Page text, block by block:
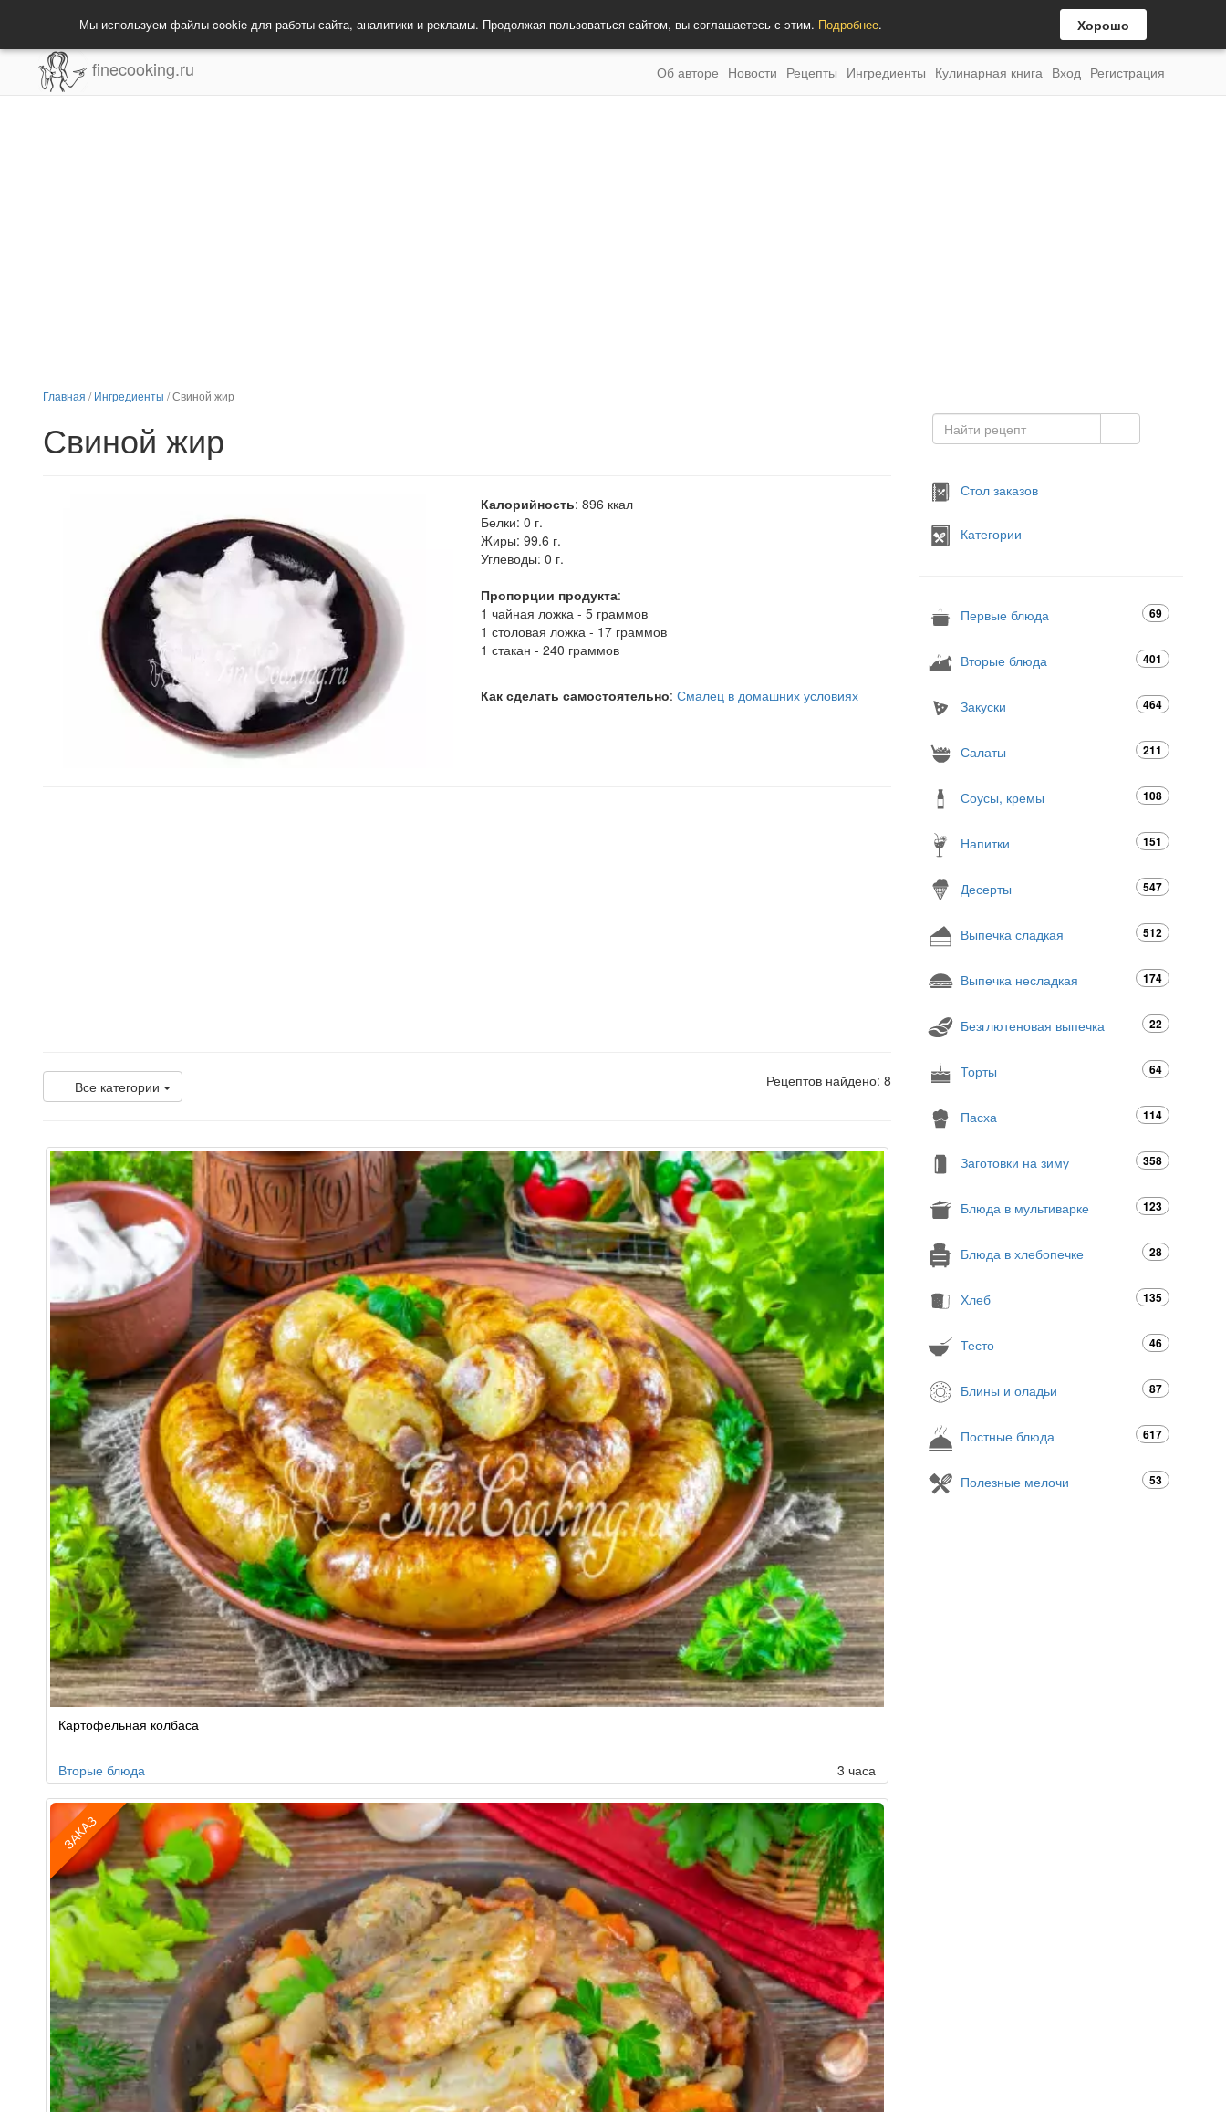
Мы используем файлы cookie для работы сайта, аналитики и рекламы. Продолжая пользоваться сайтом, вы соглашаетесь с этим. Подробнее. Хорошо
finecooking.ru Об авторе Новости Рецепты Ингредиенты Кулинарная книга Вход Регистрация
Главная /Ингредиенты /Свиной жир
Свиной жир
Калорийность: 896 ккал
Белки: 0 г.
Жиры: 99.6 г.
Углеводы: 0 г.
Пропорции продукта:
1 чайная ложка - 5 граммов
1 столовая ложка - 17 граммов
1 стакан - 240 граммов
Как сделать самостоятельно: Смалец в домашних условиях
Все категории Рецептов найдено: 8
Картофельная колбаса
Вторые блюда 3 часа
ЗАКАЗ
Стол заказов
Категории
Первые блюда 69
Вторые блюда 401
Закуски 464
Салаты 211
Соусы, кремы 108
Напитки 151
Десерты 547
Выпечка сладкая 512
Выпечка несладкая 174
Безглютеновая выпечка 22
Торты 64
Пасха 114
Заготовки на зиму 358
Блюда в мультиварке 123
Блюда в хлебопечке 28
Хлеб 135
Тесто 46
Блины и оладьи 87
Постные блюда 617
Полезные мелочи 53